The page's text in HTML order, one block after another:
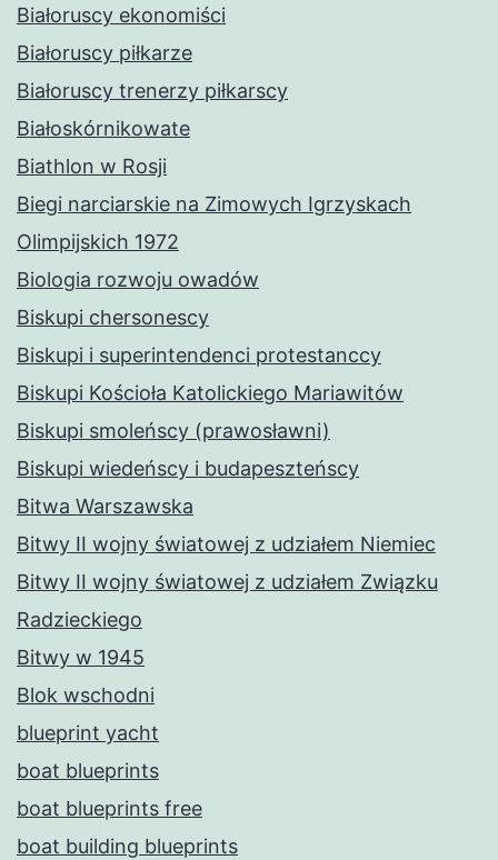
Białoruscy ekonomiści
Białoruscy piłkarze
Białoruscy trenerzy piłkarscy
Białoskórnikowate
Biathlon w Rosji
Biegi narciarskie na Zimowych Igrzyskach
Olimpijskich 1972
Biologia rozwoju owadów
Biskupi chersonescy
Biskupi i superintendenci protestanccy
Biskupi Kościoła Katolickiego Mariawitów
Biskupi smoleńscy (prawosławni)
Biskupi wiedeńscy i budapeszteńscy
Bitwa Warszawska
Bitwy II wojny światowej z udziałem Niemiec
Bitwy II wojny światowej z udziałem Związku
Radzieckiego
Bitwy w 1945
Blok wschodni
blueprint yacht
boat blueprints
boat blueprints free
boat building blueprints